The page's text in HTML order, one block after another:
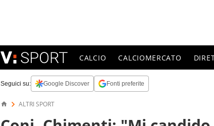
CALCIO CALCIOMERCATO
Seguici su: Google Discover Fonti preferite
ALTRI SPORT